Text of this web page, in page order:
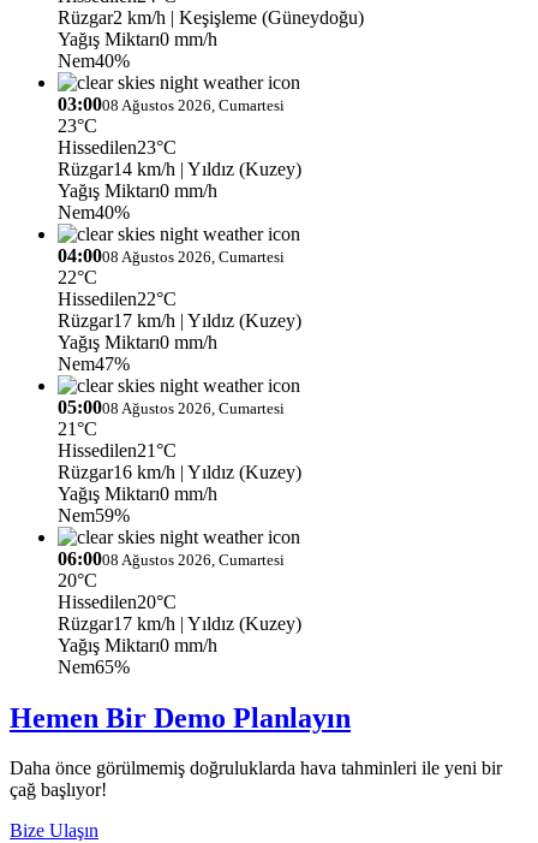
Rüzgar2 km/h | Keşişleme (Güneydoğu)
Yağış Miktarı0 mm/h
Nem40%
03:0008 Ağustos 2026, Cumartesi
23°C
Hissedilen23°C
Rüzgar14 km/h | Yıldız (Kuzey)
Yağış Miktarı0 mm/h
Nem40%
04:0008 Ağustos 2026, Cumartesi
22°C
Hissedilen22°C
Rüzgar17 km/h | Yıldız (Kuzey)
Yağış Miktarı0 mm/h
Nem47%
05:0008 Ağustos 2026, Cumartesi
21°C
Hissedilen21°C
Rüzgar16 km/h | Yıldız (Kuzey)
Yağış Miktarı0 mm/h
Nem59%
06:0008 Ağustos 2026, Cumartesi
20°C
Hissedilen20°C
Rüzgar17 km/h | Yıldız (Kuzey)
Yağış Miktarı0 mm/h
Nem65%
Hemen Bir Demo Planlayın
Daha önce görülmemiş doğruluklarda hava tahminleri ile yeni bir
çağ başlıyor!
Bize Ulaşın